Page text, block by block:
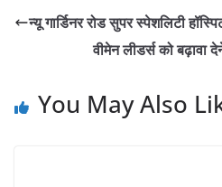
न्यू गार्डिनर रोड सुपर स्पेशलिटी
वीमेन लीडर्स को बढ़ावा
You May Also